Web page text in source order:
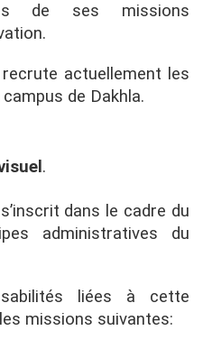
de ses missions
recrute actuellement les
de Dakhla.
.
dans le cadre du
administratives du
liées à cette
missions suivantes: